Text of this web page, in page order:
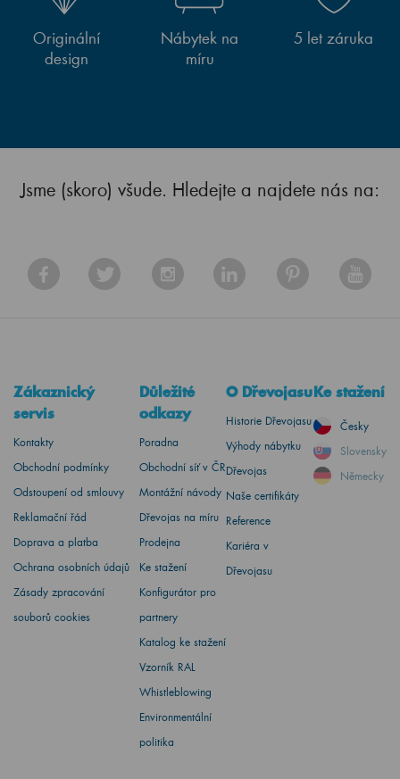
Originální
design
Nábytek na
míru
5 let záruka
Jsme (skoro) všude. Hledejte a najdete nás na:
Zákaznický
servis
Kontakty
Obchodní podmínky
Odstoupení od smlouvy
Reklamační řád
Doprava a platba
Ochrana osobních údajů
Zásady zpracování
souborů cookies
Důležité
odkazy
Poradna
Obchodní síť v ČR
Montážní návody
Dřevojas na míru
Prodejna
Ke stažení
Konfigurátor pro
partnery
Katalog ke stažení
Vzorník RAL
Whistleblowing
Environmentální
politika
O Dřevojasu
Historie Dřevojasu
Výhody nábytku
Dřevojas
Naše certifikáty
Reference
Kariéra v
Dřevojasu
Ke stažení
Česky
Slovensky
Německy